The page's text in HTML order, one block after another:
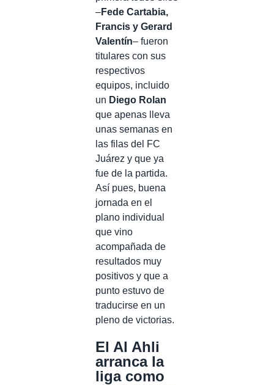
–Fede Cartabia,
Francis y Gerard
Valentín– fueron
titulares con sus
respectivos
equipos, incluido
un Diego Rolan
que apenas lleva
unas semanas en
las filas del FC
Juárez y que ya
fue de la partida.
Así pues, buena
jornada en el
plano individual
que vino
acompañada de
resultados muy
positivos y que a
punto estuvo de
traducirse en un
pleno de victorias.
El Al Ahli
arranca la
liga como